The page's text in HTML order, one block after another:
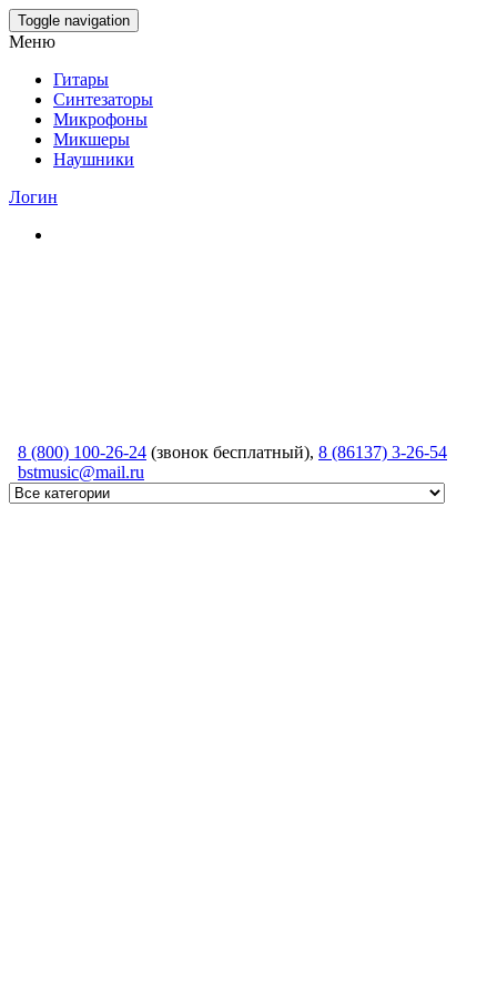
Skip
to
content
Toggle navigation
Меню
Гитары
Синтезаторы
Микрофоны
Микшеры
Наушники
Логин
8 (800) 100-26-24 (звонок бесплатный), 8 (86137) 3-26-54
bstmusic@mail.ru